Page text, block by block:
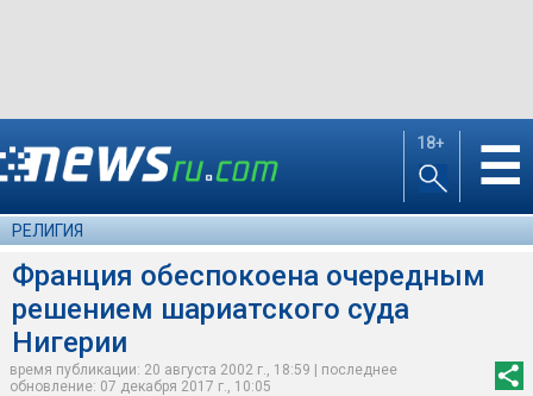
18+ ☰
РЕЛИГИЯ
Франция обеспокоена очередным
решением шариатского суда
Нигерии
время публикации: 20 августа 2002 г., 18:59 | последнее
обновление: 07 декабря 2017 г., 10:05